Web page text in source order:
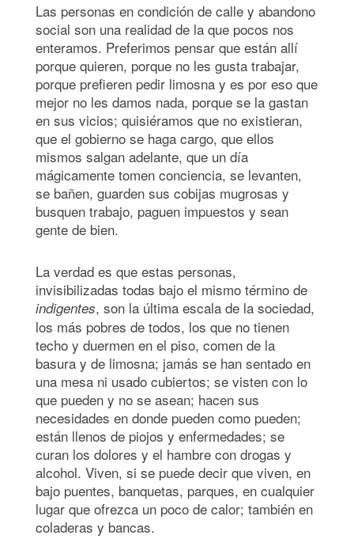
Las personas en condición de calle y abandono
social son una realidad de la que pocos nos
enteramos. Preferimos pensar que están allí
porque quieren, porque no les gusta trabajar,
porque prefieren pedir limosna y es por eso que
mejor no les damos nada, porque se la gastan
en sus vicios; quisiéramos que no existieran,
que el gobierno se haga cargo, que ellos
mismos salgan adelante, que un día
mágicamente tomen conciencia, se levanten,
se bañen, guarden sus cobijas mugrosas y
busquen trabajo, paguen impuestos y sean
gente de bien.
La verdad es que estas personas,
invisibilizadas todas bajo el mismo término de
indigentes, son la última escala de la sociedad,
los más pobres de todos, los que no tienen
techo y duermen en el piso, comen de la
basura y de limosna; jamás se han sentado en
una mesa ni usado cubiertos; se visten con lo
que pueden y no se asean; hacen sus
necesidades en donde pueden como pueden;
están llenos de piojos y enfermedades; se
curan los dolores y el hambre con drogas y
alcohol. Viven, si se puede decir que viven, en
bajo puentes, banquetas, parques, en cualquier
lugar que ofrezca un poco de calor; también en
coladeras y bancas.